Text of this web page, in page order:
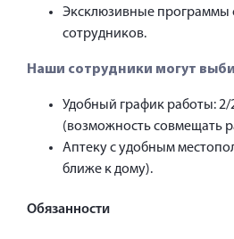
Эксклюзивные программы
сотрудников.
Наши сотрудники могут
Удобный график работы: 2/
(возможность совмещать
Аптеку с удобным
ближе к дому).
Обязанности